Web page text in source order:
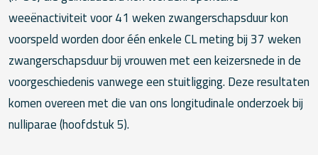
weeënactiviteit voor 41 weken zwangerschapsduur kon
voorspeld worden door één enkele CL meting bij 37 weken
zwangerschapsduur bij vrouwen met een keizersnede in de
voorgeschiedenis vanwege een stuitligging. Deze resultaten
komen overeen met die van ons longitudinale onderzoek bij
nulliparae (hoofdstuk 5).